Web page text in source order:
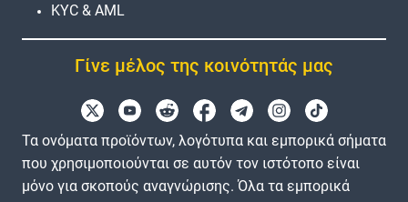
KYC & AML
Γίνε μέλος της κοινότητάς μας
Τα ονόματα προϊόντων, λογότυπα και εμπορικά σήματα
που χρησιμοποιούνται σε αυτόν τον ιστότοπο είναι
μόνο για σκοπούς αναγνώρισης. Όλα τα εμπορικά